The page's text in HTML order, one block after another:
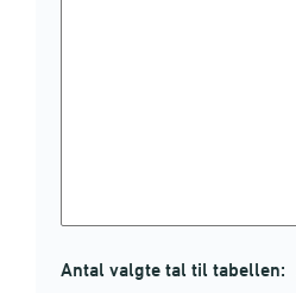
Antal valgte tal til tabellen: